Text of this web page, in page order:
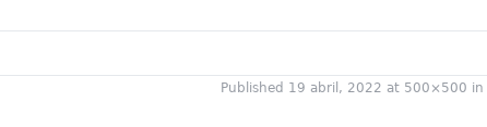
Published 19 abril, 2022 at 500×500 in